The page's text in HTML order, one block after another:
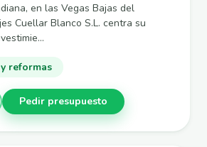
en las Vegas Bajas del
Cuellar Blanco S.L. centra su
reformas
Pedir presupuesto